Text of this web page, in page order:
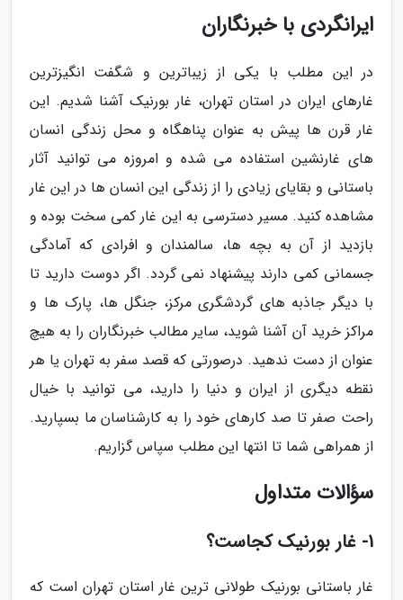
ایرانگردی با خبرنگاران
در این مطلب با یکی از زیباترین و شگفت انگیزترین
غارهای ایران در استان تهران، غار بورنیک آشنا شدیم. این
غار قرن ها پیش به عنوان پناهگاه و محل زندگی انسان
های غارنشین استفاده می شده و امروزه می توانید آثار
باستانی و بقایای زیادی را از زندگی این انسان ها در این غار
مشاهده کنید. مسیر دسترسی به این غار کمی سخت بوده و
بازدید از آن به بچه ها، سالمندان و افرادی که آمادگی
جسمانی کمی دارند پیشنهاد نمی گردد. اگر دوست دارید تا
با دیگر جاذبه های گردشگری مرکز، جنگل ها، پارک ها و
مراکز خرید آن آشنا شوید، سایر مطالب خبرنگاران را به هیچ
عنوان از دست ندهید. درصورتی که قصد سفر به تهران یا هر
نقطه دیگری از ایران و دنیا را دارید، می توانید با خیال
راحت صفر تا صد کارهای خود را به کارشناسان ما بسپارید.
از همراهی شما تا انتها این مطلب سپاس گزاریم.
سؤالات متداول
1- غار بورنیک کجاست؟
غار باستانی بورنیک طولانی ترین غار استان تهران است که